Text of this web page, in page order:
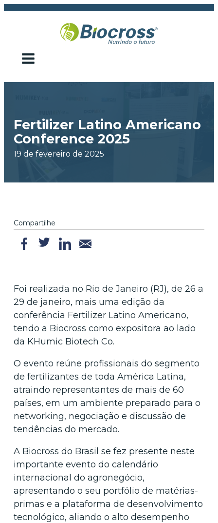
Fertilizer Latino Americano
Conference 2025
19 de fevereiro de 2025
Compartilhe
Foi realizada no Rio de Janeiro (RJ), de 26 a
29 de janeiro, mais uma edição da
conferência Fertilizer Latino Americano,
tendo a Biocross como expositora ao lado
da KHumic Biotech Co.
O evento reúne profissionais do segmento
de fertilizantes de toda América Latina,
atraindo representantes de mais de 60
países, em um ambiente preparado para o
networking, negociação e discussão de
tendências do mercado.
A Biocross do Brasil se fez presente neste
importante evento do calendário
internacional do agronegócio,
apresentando o seu portfólio de matérias-
primas e a plataforma de desenvolvimento
tecnológico, aliando o alto desempenho